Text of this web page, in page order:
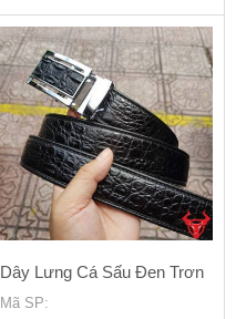
Dây Lưng Cá Sấu Đen Trơn
Mã SP: